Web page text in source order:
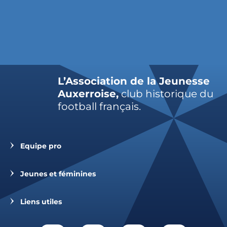
L’Association de la Jeunesse
Auxerroise,club historique du
football français.
Equipe pro
Jeunes et féminines
Liens utiles